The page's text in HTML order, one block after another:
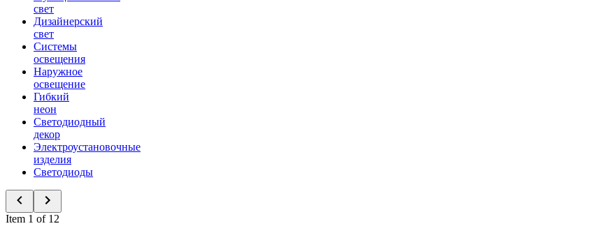
свет
Дизайнерский
свет
Системы
освещения
Наружное
освещение
Гибкий
неон
Светодиодный
декор
Электроустановочные
изделия
Светодиоды
Item 1 of 12